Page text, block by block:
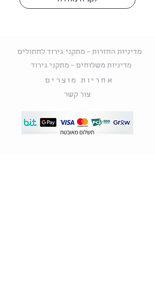
מדיניות החזרות – מתקני גירוד לחתולים
מדיניות משלוחים – מתקני גירוד
אחריות מוצרים
צור קשר